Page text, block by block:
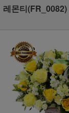
레몬티